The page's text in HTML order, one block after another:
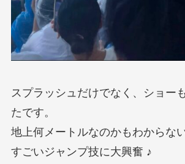
スプラッシュだけでなく、ショー
たです。
地上何メートルなのかもわからな
すごいジャンプ技に大興奮 ♪